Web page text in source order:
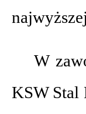
W
KSW Stal